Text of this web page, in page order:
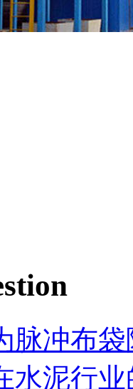
脉冲布
水泥行